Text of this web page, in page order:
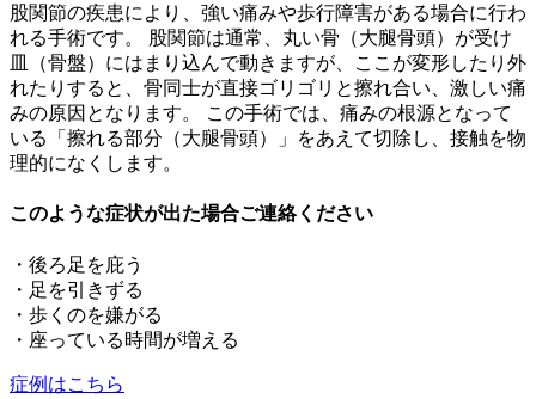
股関節の疾患により、強い痛みや歩行障害がある場合に行わ
れる手術です。 股関節は通常、丸い骨（大腿骨頭）が受け
皿（骨盤）にはまり込んで動きますが、ここが変形したり外
れたりすると、骨同士が直接ゴリゴリと擦れ合い、激しい痛
みの原因となります。 この手術では、痛みの根源となって
いる「擦れる部分（大腿骨頭）」をあえて切除し、接触を物
理的になくします。
このような症状が出た場合ご連絡ください
・後ろ足を庇う
・足を引きずる
・歩くのを嫌がる
・座っている時間が増える
症例はこちら